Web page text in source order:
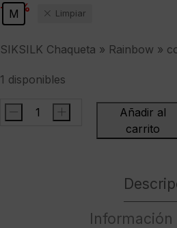
era:
es:
-38%
M
Limpiar
SIKSILK Chaqueta » Rainbow »
1 disponibles
SIKSILK
- +
Añadir al
carrito
Información